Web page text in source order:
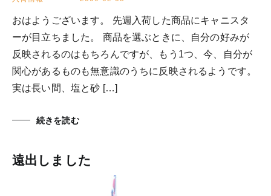
おはようございます。 先週入荷した商品にキャニスタ
ーが目立ちました。 商品を選ぶときに、自分の好みが
反映されるのはもちろんですが、もう1つ、今、自分が
関心があるものも無意識のうちに反映されるようです。
実は長い間、塩と砂 […]
続きを読む
遠出しました